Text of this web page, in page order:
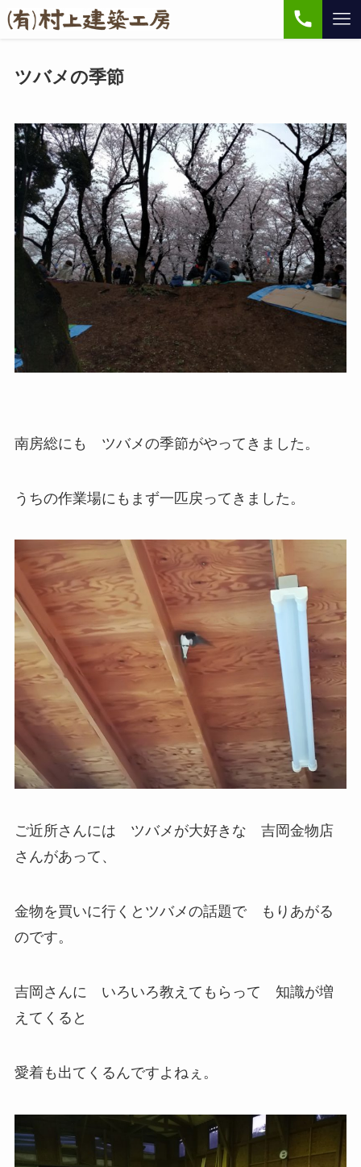
ツバメの季節
南房総にも ツバメの季節がやってきました。
うちの作業場にもまず一匹戻ってきました。
ご近所さんには ツバメが大好きな 吉岡金物店
さんがあって、
金物を買いに行くとツバメの話題で もりあがる
のです。
吉岡さんに いろいろ教えてもらって 知識が増
えてくると
愛着も出てくるんですよねぇ。